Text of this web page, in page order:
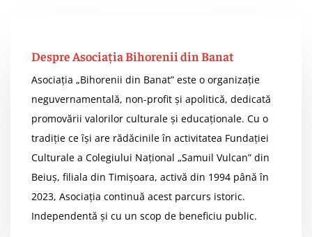
Despre Asociația Bihorenii din Banat
Asociația „Bihorenii din Banat” este o organizație
neguvernamentală, non-profit și apolitică, dedicată
promovării valorilor culturale și educaționale. Cu o
tradiție ce își are rădăcinile în activitatea Fundației
Culturale a Colegiului Național „Samuil Vulcan” din
Beiuș, filiala din Timișoara, activă din 1994 până în
2023, Asociația continuă acest parcurs istoric.
Independentă și cu un scop de beneficiu public.